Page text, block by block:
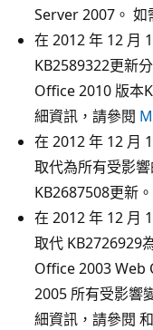
Server 2007。 如
在 2012 年 12 月
KB2589322更新
Office 2010 版本
細資訊，請參閱
在 2012 年 12 月
取代為所有受影
KB2687508更新
在 2012 年 12 月
取代
Office 2003
2005 所有受影響
細資訊，請參閱 和